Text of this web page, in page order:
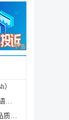
广告 商业广告，理性
）
与情人「分手告白」的十句话 学口语者必读
外贸英语-900句,从询盘,报盘,价格,品质,运输一直到外贸关系 2/4